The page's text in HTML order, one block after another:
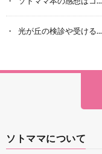
光が丘の検診や受ける...
ソトママについて